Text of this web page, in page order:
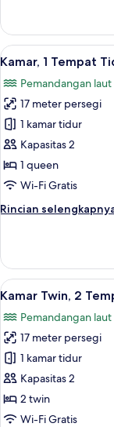
Kamar,
Tempat
Double
Lihat
semua
foto
untuk
Kamar,
1
Tempat
Tidur
pemandangan
12
Kamar, 1 Tempat
Pemandangan laut
17 meter persegi
1 kamar tidur
Kapasitas 2
1 queen
Wi-Fi Gratis
Rincian
Rincian
Kamar,
Tempat
Queen,
pemandangan
laut
Lihat
semua
foto
untuk
Kamar
Twin,
2
Tempat
11
Kamar Twin, 2
Pemandangan laut
17 meter persegi
1 kamar tidur
Kapasitas 2
2 twin
Wi-Fi Gratis